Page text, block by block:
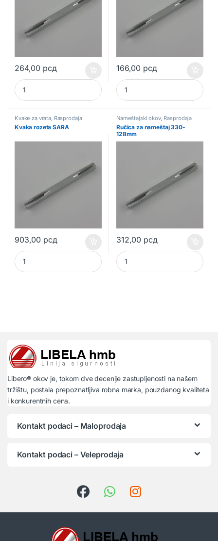
264,00 рсд
Ručica za nameštaj 340-224mm quantity
166,00 рсд
Ručica za nameštaj Patuljak
Kvake za vrata, Rasprodaja
Kvaka rozeta SARA
903,00 рсд
Kvaka rozeta SARA quantity
Nameštajski okov, Rasprodaja
Ručica za nameštaj 330-
128mm
312,00 рсд
Ručica za nameštaj 330-
Libero® okov je, tokom dve decenije zastupljenosti na našem
tržištu, postala prepoznatljiva robna marka, pouzdanog kvaliteta
i konkurentnih cena.
Kontakt podaci – Maloprodaja
Kontakt podaci – Veleprodaja